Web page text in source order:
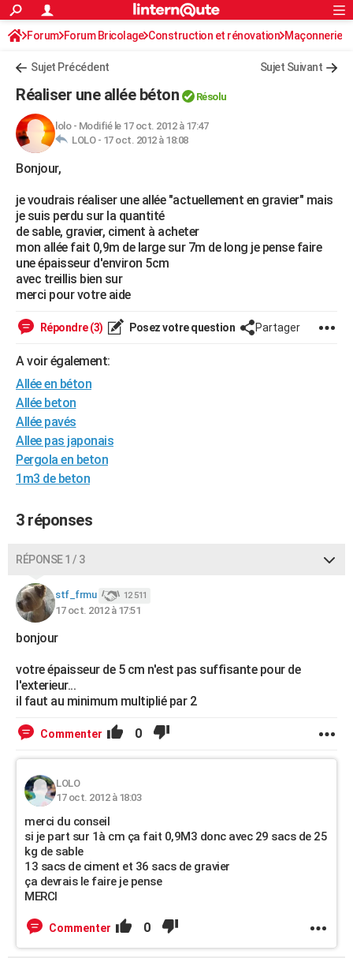
ACTUALITÉS
Politique
Société
Faits Divers
Education
Monde
Villes
+
FINANCE
Retraite
Impôts
Epargne
Immobilier
Risques naturels par ville
Banque
Assurance
Crédit
AUTO
Essais
Réserver un essai
Citadines
Berlines
SUV
Forum auto
+HIGH-TECH
Mobiles
Meilleur smartphone
Internet
Ordinateurs
Jeux vidéo
Guide high-tech
+BRICOLAGE
Forum
Aménagement intérieur
Extérieur
Cuisine
Salle de bains
Jardinage
Rangement
WEEK-END
Guides de France
Escapades
Patrimoine
Expositions
Musées
Week-end nature
LIFESTYLE
Art de vivre
Modes de vie
Alimentation
Guide de la santé
Maladies
Médicaments
Sommeil
Destinations
City break
Voyage nature
Voyage de noces
Forum
Climat
+
GUIDES D'ACHAT
BONS PLANS
CARTE DE VOEUX
Dictionnaire
Biographies
Citations
Expressions
Proverbes
PROGRAMME TV
COPAINS D'AVANT
S'inscrire
Se connecter
Lycées
Collèges
Primaires
Universités
Entreprises
Service militaire
Avis de recherche
AVIS DE DÉCÈS
Rechercher
S'inscrire
Connexion
Forum Forum Bricolage Construction et rénovation Maçonnerie
Sujet Précédent Sujet Suivant
Réaliser une allée béton Résolu
lolo- Modifié le 17 oct. 2012 à 17:47
LOLO - 17 oct. 2012 à 18:08
Bonjour,
je voudrais réaliser une allée "actuellement en gravier" mais
je suis perdu sur la quantité
de sable, gravier, ciment à acheter
mon allée fait 0,9m de large sur 7m de long je pense faire
une épaisseur d'environ 5cm
avec treillis bien sur
merci pour votre aide
Répondre (3) Posez votre question Partager
A voir également:
Allée en béton
Allée beton
Allée pavés
Allee pas japonais
Pergola en beton
1m3 de beton
3 réponses
RÉPONSE 1 / 3
stf_frmu 12 511
17 oct. 2012 à 17:51
bonjour
votre épaisseur de 5 cm n'est pas suffisante pour de
l'exterieur...
il faut au minimum multiplié par 2
Commenter 0
LOLO
17 oct. 2012 à 18:03
merci du conseil
si je part sur 1à cm ça fait 0,9M3 donc avec 29 sacs de 25
kg de sable
13 sacs de ciment et 36 sacs de gravier
ça devrais le faire je pense
MERCI
Commenter 0